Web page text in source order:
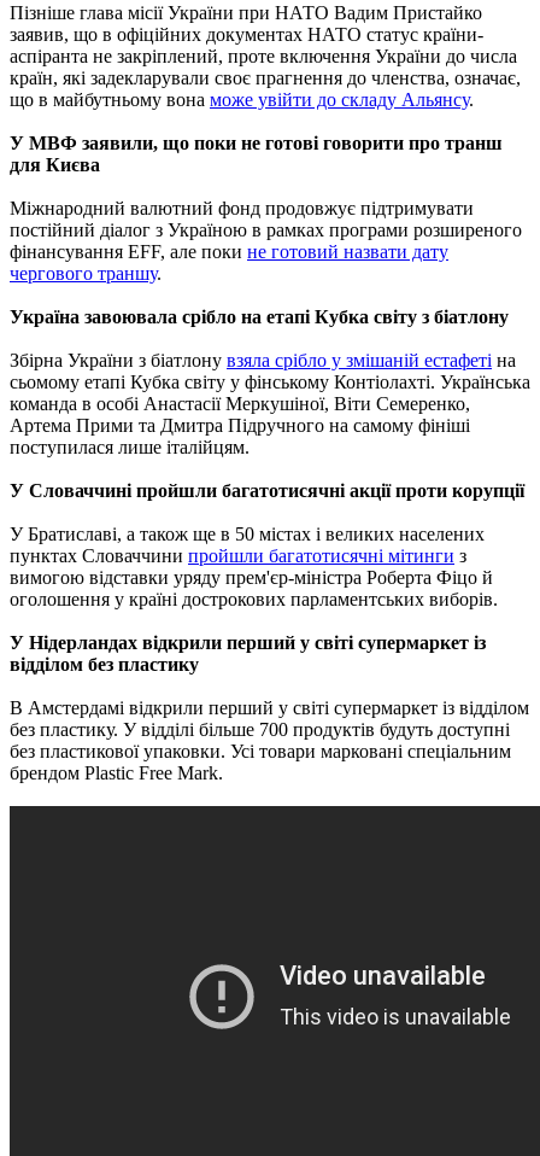
Пізніше глава місії України при НАТО Вадим Пристайко
заявив, що в офіційних документах НАТО статус країни-
аспіранта не закріплений, проте включення України до числа
країн, які задекларували своє прагнення до членства, означає,
що в майбутньому вона може увійти до складу Альянсу.
У МВФ заявили, що поки не готові говорити про транш
для Києва
Міжнародний валютний фонд продовжує підтримувати
постійний діалог з Україною в рамках програми розширеного
фінансування EFF, але поки не готовий назвати дату
чергового траншу.
Україна завоювала срібло на етапі Кубка світу з біатлону
Збірна України з біатлону взяла срібло у змішаній естафеті на
сьомому етапі Кубка світу у фінському Контіолахті. Українська
команда в особі Анастасії Меркушіної, Віти Семеренко,
Артема Прими та Дмитра Підручного на самому фініші
поступилася лише італійцям.
У Словаччині пройшли багатотисячні акції проти корупції
У Братиславі, а також ще в 50 містах і великих населених
пунктах Словаччини пройшли багатотисячні мітинги з
вимогою відставки уряду прем'єр-міністра Роберта Фіцо й
оголошення у країні дострокових парламентських виборів.
У Нідерландах відкрили перший у світі супермаркет із
відділом без пластику
В Амстердамі відкрили перший у світі супермаркет із відділом
без пластику. У відділі більше 700 продуктів будуть доступні
без пластикової упаковки. Усі товари марковані спеціальним
брендом Plastic Free Mark.